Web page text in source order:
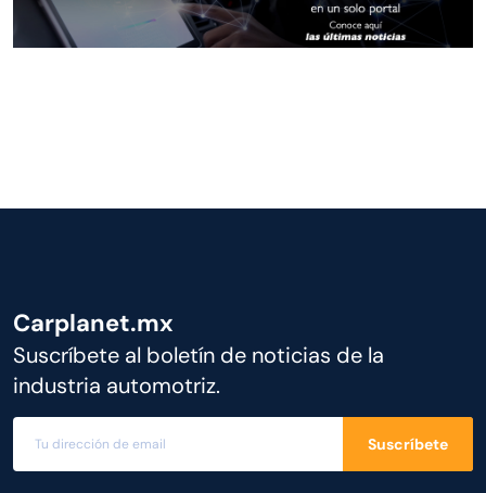
Carplanet.mx
Suscríbete al boletín de noticias de la
industria automotriz.
Suscríbete